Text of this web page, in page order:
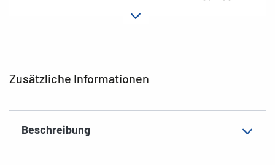
Zusätzliche Informationen
Beschreibung